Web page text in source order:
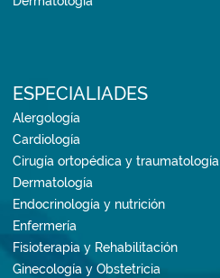
ESPECIALIADES
Alergología
Cardiología
Cirugía ortopédica y traumatología
Dermatología
Endocrinología y nutrición
Enfermería
Fisioterapia y Rehabilitación
Ginecología y Obstetricia